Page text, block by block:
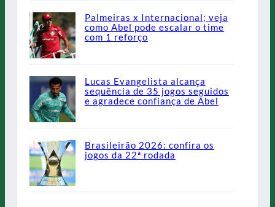
Palmeiras x Internacional; veja
como Abel pode escalar o time
com 1 reforço
Lucas Evangelista alcança
sequência de 35 jogos seguidos
e agradece confiança de Abel
Brasileirão 2026: confira os
jogos da 22ª rodada